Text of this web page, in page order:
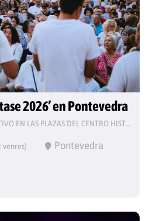
2026’ en Pontevedra
CANTO COLECTIVO EN LAS PLAZAS DEL CENTRO HISTÓRICO
venres) Pontevedra